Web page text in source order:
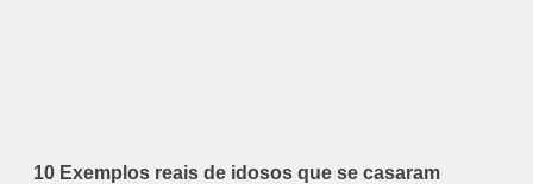
10 Exemplos reais de idosos que se casaram